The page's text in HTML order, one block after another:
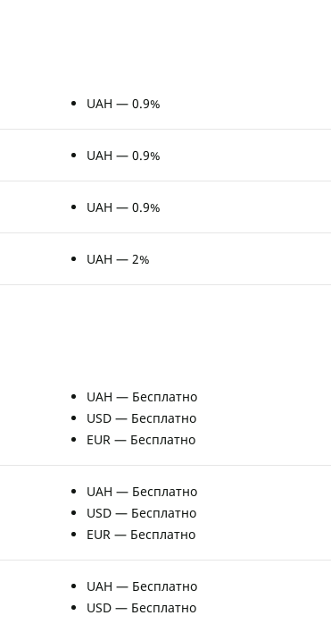
UAH — 0.9%
UAH — 0.9%
UAH — 0.9%
UAH — 2%
UAH — Бесплатно
USD — Бесплатно
EUR — Бесплатно
UAH — Бесплатно
USD — Бесплатно
EUR — Бесплатно
UAH — Бесплатно
USD — Бесплатно